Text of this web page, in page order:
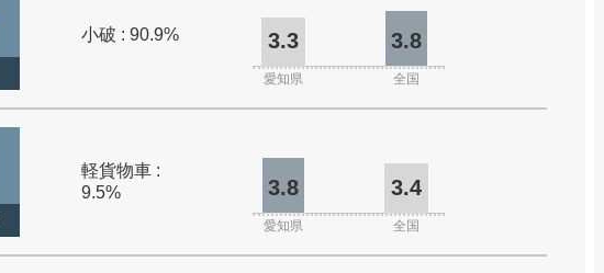
小破 : 90.9% 3.3 3.8
愛知県 全国
軽貨物車 :
9.5%
3.8 3.4
愛知県 全国